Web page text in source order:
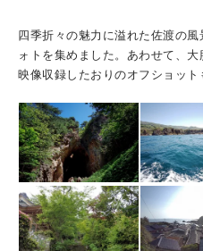
四季折々の魅力に溢れた佐渡の
ォトを集めました。あわせて、
映像収録したおりのオフショット